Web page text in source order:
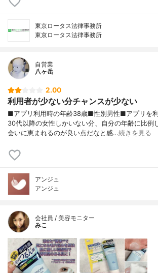
東京ロータス法律事務所
東京ロータス法律事務所
自営業
八ヶ岳
2.00
利用者が少ない分チャンスが少ない
■アプリ利用時の年齢38歳■性別男性■アプリを
30代以降の女性しかいない分、自分の年齢に比例
会いに恵まれるのが良い点だなと感…続きを見る
アンジュ
アンジュ
会社員 / 美容モニター
みこ